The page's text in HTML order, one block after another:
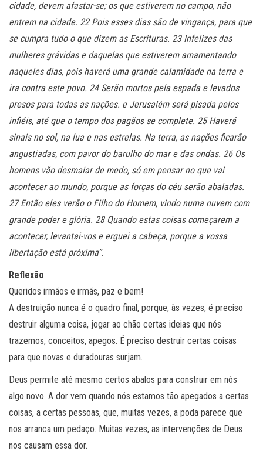
cidade, devem afastar-se; os que estiverem no campo, não
entrem na cidade. 22 Pois esses dias são de vingança, para que
se cumpra tudo o que dizem as Escrituras. 23 Infelizes das
mulheres grávidas e daquelas que estiverem amamentando
naqueles dias, pois haverá uma grande calamidade na terra e
ira contra este povo. 24 Serão mortos pela espada e levados
presos para todas as nações. e Jerusalém será pisada pelos
infiéis, até que o tempo dos pagãos se complete. 25 Haverá
sinais no sol, na lua e nas estrelas. Na terra, as nações ficarão
angustiadas, com pavor do barulho do mar e das ondas. 26 Os
homens vão desmaiar de medo, só em pensar no que vai
acontecer ao mundo, porque as forças do céu serão abaladas.
27 Então eles verão o Filho do Homem, vindo numa nuvem com
grande poder e glória. 28 Quando estas coisas começarem a
acontecer, levantai-vos e erguei a cabeça, porque a vossa
libertação está próxima”.
Reflexão
Queridos irmãos e irmãs, paz e bem!
A destruição nunca é o quadro final, porque, às vezes, é preciso
destruir alguma coisa, jogar ao chão certas ideias que nós
trazemos, conceitos, apegos. É preciso destruir certas coisas
para que novas e duradouras surjam.
Deus permite até mesmo certos abalos para construir em nós
algo novo. A dor vem quando nós estamos tão apegados a certas
coisas, a certas pessoas, que, muitas vezes, a poda parece que
nos arranca um pedaço. Muitas vezes, as intervenções de Deus
nos causam essa dor.